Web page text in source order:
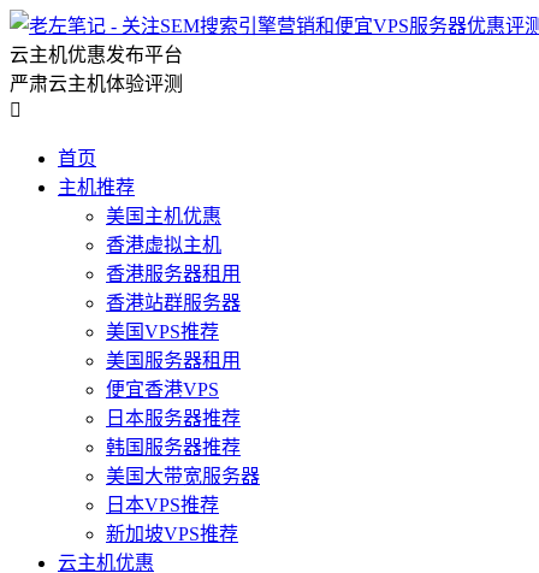
云主机优惠发布平台
严肃云主机体验评测

首页
主机推荐
美国主机优惠
香港虚拟主机
香港服务器租用
香港站群服务器
美国VPS推荐
美国服务器租用
便宜香港VPS
日本服务器推荐
韩国服务器推荐
美国大带宽服务器
日本VPS推荐
新加坡VPS推荐
云主机优惠